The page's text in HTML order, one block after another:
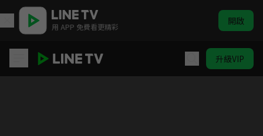
用 APP 免費看更精彩 開啟
升級VIP